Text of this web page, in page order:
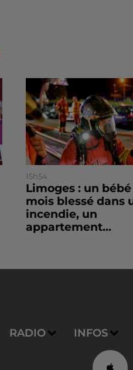
15h54
Limoges : un
mois blessé dans
incendie, un
appartement...
RADIO INFOS